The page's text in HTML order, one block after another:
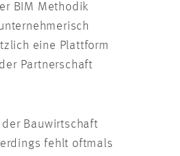
BIM Methodik
eine Plattform
Partnerschaft
der Bauwirtschaft
fehlt oftmals